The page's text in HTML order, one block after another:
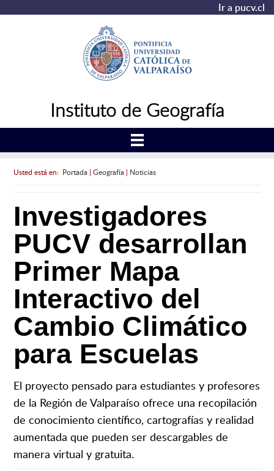
Ir a pucv.cl
Instituto de Geografía
Usted está en: Portada| Geografía| Noticias
Investigadores
PUCV desarrollan
Primer Mapa
Interactivo del
Cambio Climático
para Escuelas
El proyecto pensado para estudiantes y profesores
de la Región de Valparaíso ofrece una recopilación
de conocimiento científico, cartografías y realidad
aumentada que pueden ser descargables de
manera virtual y gratuita.